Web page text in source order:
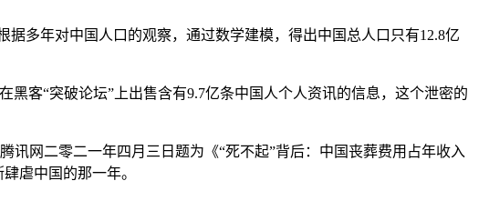
多年对中国人口的观察，通过数学建模，得出中国总人口只有12.8亿
客“突破论坛”上出售含有9.7亿条中国人个人资讯的信息，这个泄密的
网二零二一年四月三日题为《“死不起”背后：中国丧葬费用占年收入
虐中国的那一年。